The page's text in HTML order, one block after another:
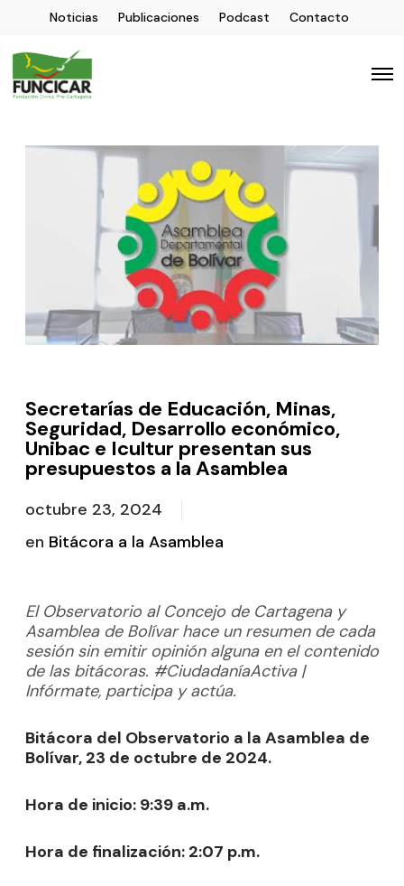
Noticias Publicaciones Podcast Contacto
Secretarías de Educación, Minas,
Seguridad, Desarrollo económico,
Unibac e Icultur presentan sus
presupuestos a la Asamblea
octubre 23, 2024
en Bitácora a la Asamblea
El Observatorio al Concejo de Cartagena y
Asamblea de Bolívar hace un resumen de cada
sesión sin emitir opinión alguna en el contenido
de las bitácoras. #CiudadaníaActiva |
Infórmate, participa y actúa.
Bitácora del Observatorio a la Asamblea de
Bolívar, 23 de octubre de 2024.
Hora de inicio: 9:39 a.m.
Hora de finalización: 2:07 p.m.